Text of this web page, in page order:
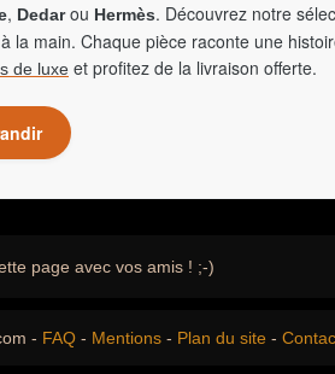
, Dedarou Hermès. Découvrez notre
la main. Chaque pièce raconte une
de luxe et profitez de la livraison offerte.
page avec vos amis ! ;-)
- FAQ - Mentions - Plan du site -